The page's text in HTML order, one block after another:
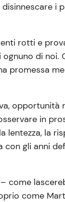
i
rotti e
di noi.
promessa
opportunità
in
lentezza, la
gli anni
come
come